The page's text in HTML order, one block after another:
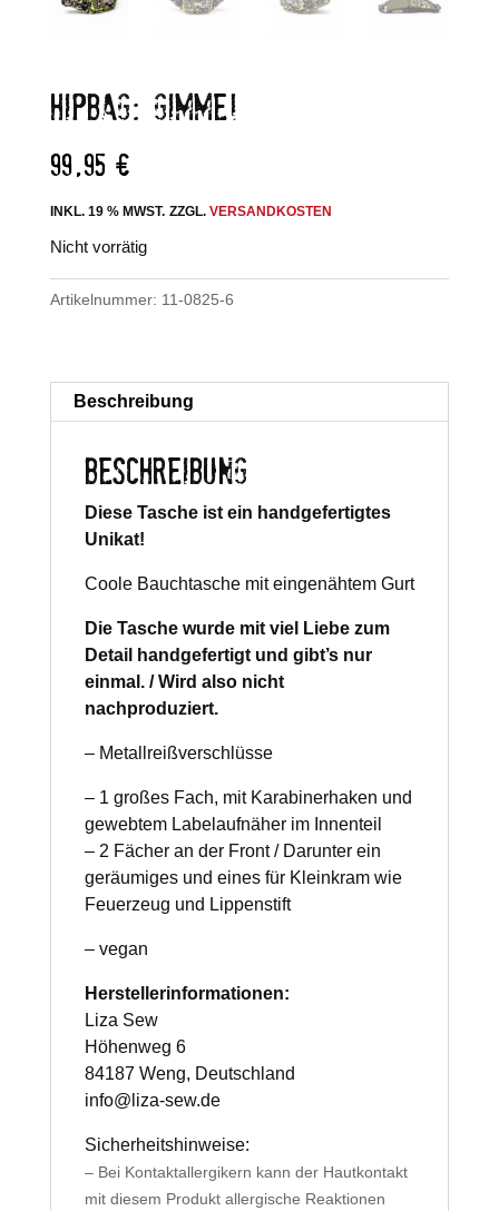
HIPBAG: GIMME!
99,95 €
INKL. 19 % MWST. ZZGL. VERSANDKOSTEN
Nicht vorrätig
Artikelnummer: 11-0825-6
Beschreibung
BESCHREIBUNG
Diese Tasche ist ein handgefertigtes
Unikat!
Coole Bauchtasche mit eingenähtem Gurt
Die Tasche wurde mit viel Liebe zum
Detail handgefertigt und gibt’s nur
einmal. / Wird also nicht
nachproduziert.
– Metallreißverschlüsse
– 1 großes Fach, mit Karabinerhaken und
gewebtem Labelaufnäher im Innenteil
– 2 Fächer an der Front / Darunter ein
geräumiges und eines für Kleinkram wie
Feuerzeug und Lippenstift
– vegan
Herstellerinformationen:
Liza Sew
Höhenweg 6
84187 Weng, Deutschland
info@liza-sew.de
Sicherheitshinweise:
– Bei Kontaktallergikern kann der Hautkontakt
mit diesem Produkt allergische Reaktionen